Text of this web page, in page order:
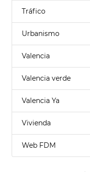
Tráfico
Urbanismo
Valencia
Valencia verde
Valencia Ya
Vivienda
Web FDM